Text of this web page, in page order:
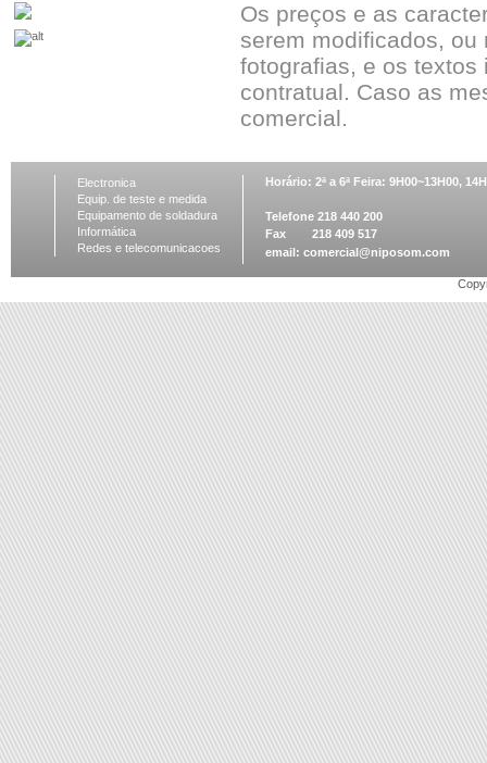
Os preços e as
serem modificados, ou
fotografias, e os
contratual. Caso as
comercial.
Electronica
Equip. de teste e medida
Equipamento de soldadura
Informática
Redes e telecomunicacoes
Horário: 2ª a 6ª Feira: 9H00~13H00,
Telefone 218 440 200
Fax 218 409 517
email: comercial@niposom.com